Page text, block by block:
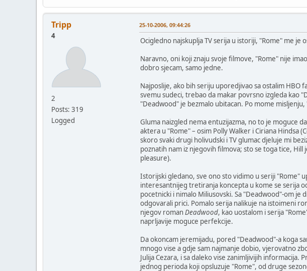
Tripp
4
2
Posts: 319
Logged
25-10-2006, 09:44:26
Ocigledno najskuplja TV serija u istoriji, "Rome" me je
Naravno, oni koji znaju svoje filmove, "Rome" nije
dobro sjecam, samo jedne.
Najposlije, ako bih seriju uporedjivao sa ostalim HBO
svemu sudeci, trebao da makar povrsno izgleda kao
"Deadwood" je bezmalo ubitacan. Po mome
Gluma naizgled nema entuzijazma, no to je moguce
aktera u "Rome" – osim Polly Walker i Ciriana Hindsa
skoro svaki drugi holivudski i TV glumac djeluje mi
poznatih nam iz njegovih filmova; sto se toga tice,
pleasure).
Istorijski gledano, sve ono sto vidimo u seriji "Rome"
interesantnijeg tretiranja koncepta u kome se serija
pocetnicki i nimalo Miliusovski. Sa "Deadwood"-om je
odgovarali prici. Pomalo serija nalikuje na istoimeni
njegov romanDeadwood, kao uostalom i serija
naprljavije moguce perfekcije.
Da okoncam jeremijadu, pored "Deadwood"-a koga
mnogo vise a gdje sam najmanje dobio, vjerovatno
Julija Cezara, i sa daleko vise zanimljivijih informacija.
jednog perioda koji opsluzuje "Rome", od druge